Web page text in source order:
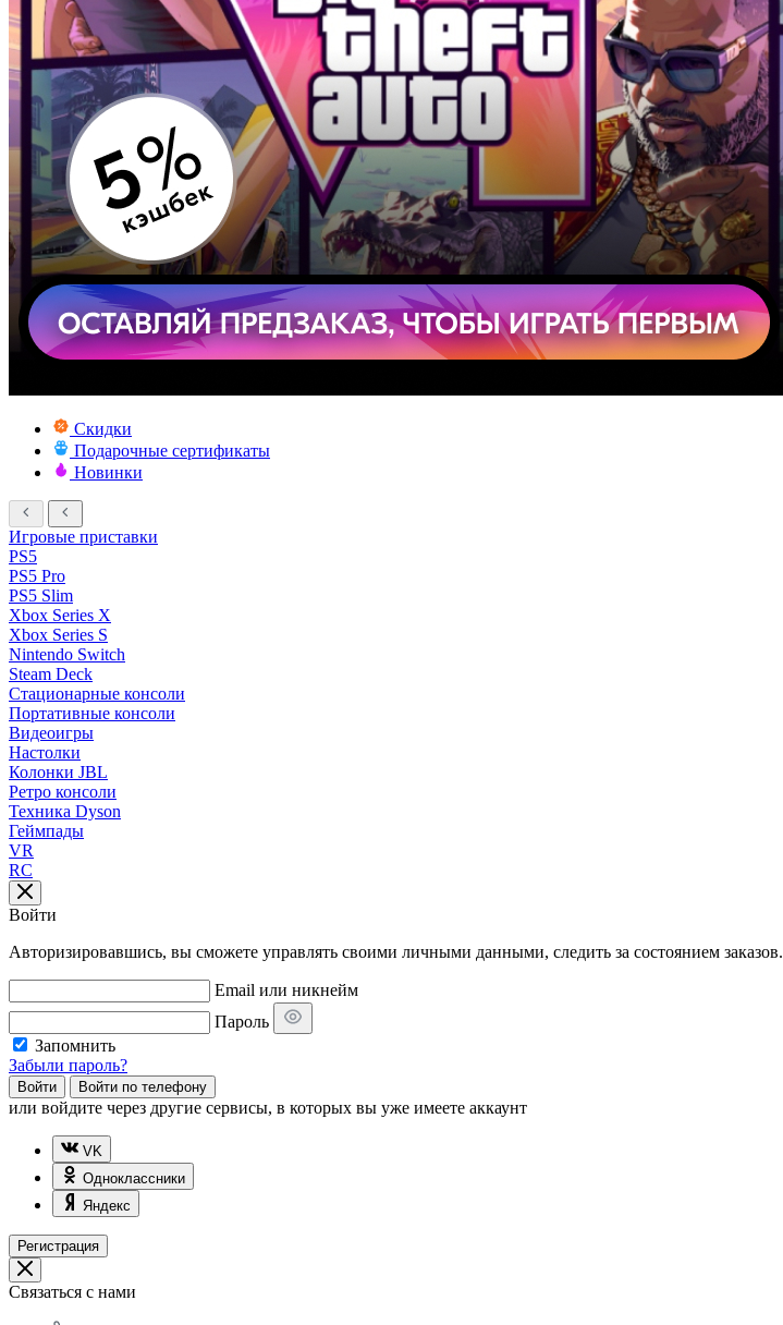
Скидки
Подарочные сертификаты
Новинки
Игровые приставки
PS5
PS5 Pro
PS5 Slim
Xbox Series X
Xbox Series S
Nintendo Switch
Steam Deck
Стационарные консоли
Портативные консоли
Видеоигры
Настолки
Колонки JBL
Ретро консоли
Техника Dyson
Геймпады
VR
RC
Войти
Авторизировавшись, вы сможете управлять своими личными данными, следить за состоянием заказов.
Email или никнейм
Пароль
Запомнить
Забыли пароль?
Войти Войти по телефону
или войдите через другие сервисы, в которых вы уже имеете аккаунт
VK
Одноклассники
Яндекс
Регистрация
Связаться с нами